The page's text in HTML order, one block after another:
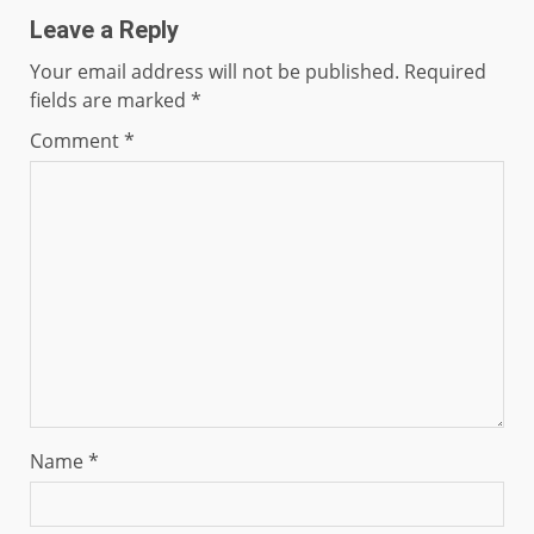
Leave a Reply
Your email address will not be published. Required
fields are marked *
Comment*
Name*